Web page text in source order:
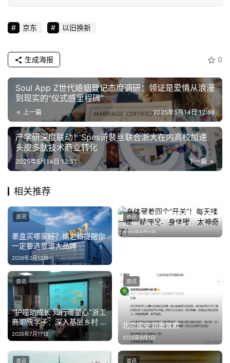
京东 以旧换新
0
生成海报
Soul App Z世代婚姻登记态度调研：领证是爱情从浪漫
到现实的“仪式感里程碑”
上一篇 2025年5月14日 12:48
产学研深度联动！Spes诗裴丝联合浙大在内高校加速
头皮多肽技术商业转化
下一篇
2025年5月14日 13:51
相关推荐
墨盒买哪家好？格之格提醒你
一定要选靠谱大品牌
2026年2月12日
资讯
身体藏着四个“开关”！每天揉
一揉，精神足、身体暖，太神
奇了！
2025年6月2日
资讯
“护瞳助成长 知行暖童心”浙工
商职院学子：深入基层乡村 守
护儿童清晰视界
2026年7月17日
资讯
北京国安郑重致歉
2025年9月1日
资讯
资讯 资讯